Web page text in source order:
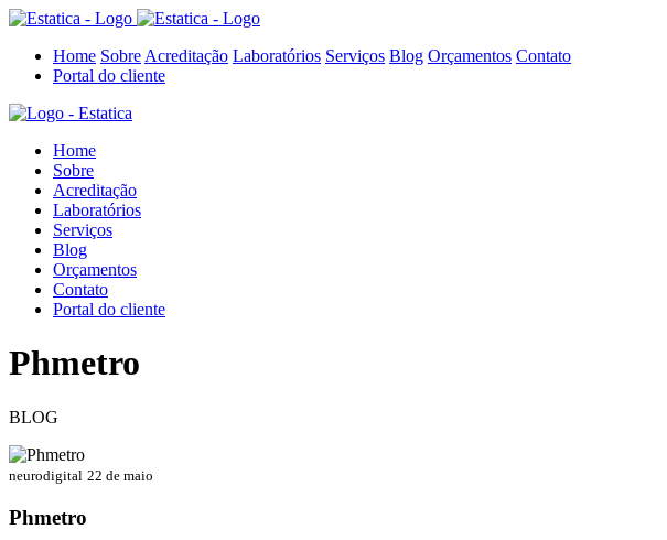
Home Sobre Acreditação Laboratórios Serviços Blog Orçamentos Contato
Portal do cliente
Home
Sobre
Acreditação
Laboratórios
Serviços
Blog
Orçamentos
Contato
Portal do cliente
Phmetro
BLOG
neurodigital 22 de maio
Phmetro